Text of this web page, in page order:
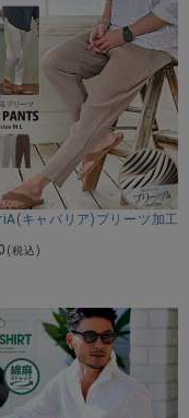
クドルマンハーフスリー
キャバリア)プリーツ加工
(税込)